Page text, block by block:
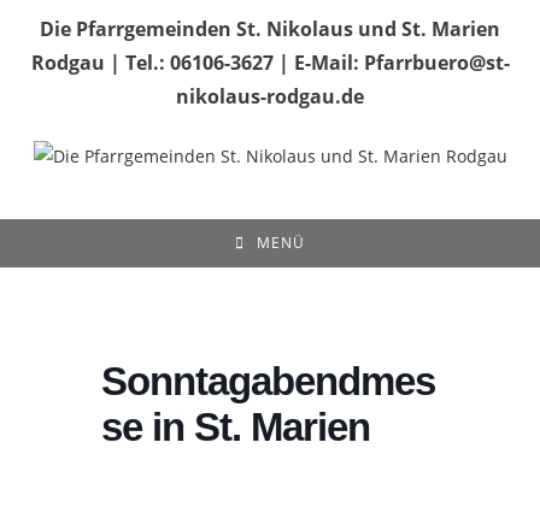
Inhalt
springen
Die Pfarrgemeinden St. Nikolaus und St. Marien
Rodgau | Tel.: 06106-3627 | E-Mail: Pfarrbuero@st-
nikolaus-rodgau.de
MENÜ
Sonntagabendmes
se in St. Marien